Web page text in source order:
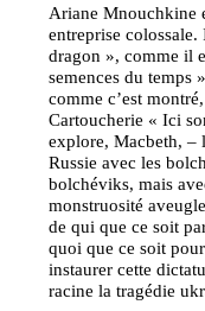
Ariane Mnouchkine
entreprise
dragon », comme il
semences du temps
comme c’est
Cartoucherie « Ici
explore, Macbeth, –
Russie avec les
bolchéviks, mais
monstruosité
de qui que ce soit
quoi que ce soit
instaurer cette
racine la tragédie